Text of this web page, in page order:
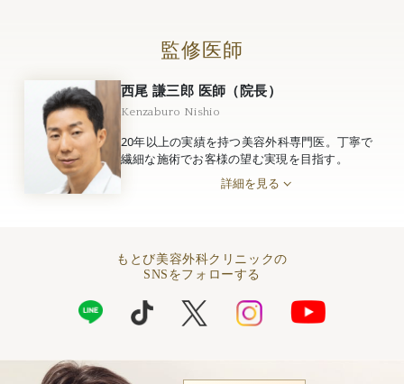
監修医師
西尾 謙三郎 医師（院長）
Kenzaburo Nishio
20年以上の実績を持つ美容外科専門医。丁寧で
繊細な施術でお客様の望む実現を目指す。
詳細を見る
もとび美容外科クリニックの
SNSをフォローする